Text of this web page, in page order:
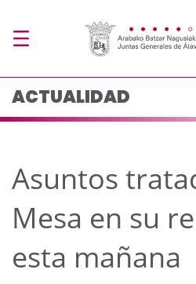
Asuntos
ACTUALIDAD
Asuntos
Mesa en su
esta mañana